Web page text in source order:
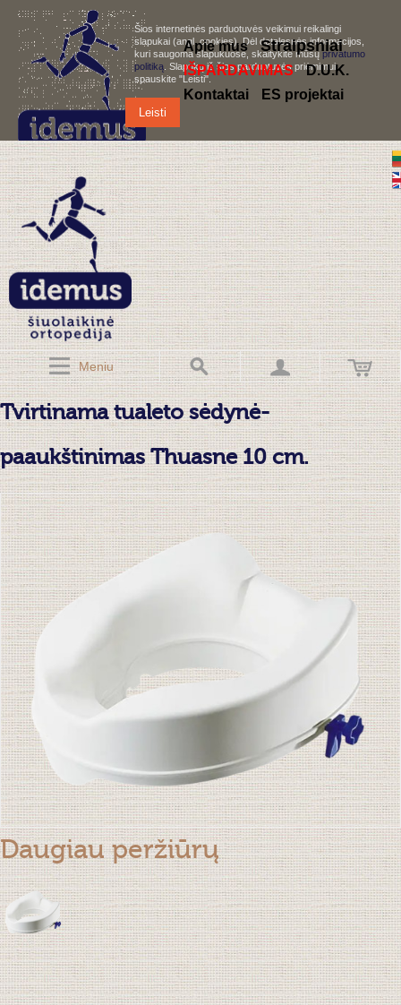
Šios internetinės parduotuvės veikimui reikalingi
slapukai (angl. cookies). Dėl detalesnės informacijos,
kuri saugoma slapukuose, skaitykite mūsųprivatumo
politiką . Slapukų iš šios parduotuvės priėmimui,
spauskite "Leisti".
Leisti
Meniu
Apie mus Straipsniai
IŠPARDAVIMAS
D.U.K.
Kontaktai
ES projektai
Tvirtinama tualeto sėdynė-
paaukštinimas Thuasne 10 cm.
Daugiau peržiūrų